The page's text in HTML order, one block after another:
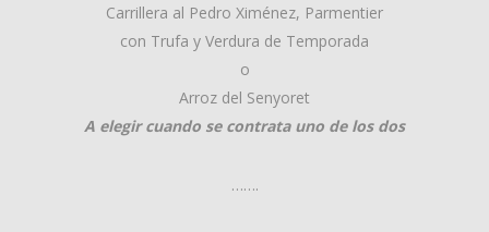
Carrillera al Pedro Ximénez, Parmentier
con Trufa y Verdura de Temporada
o
Arroz del Senyoret
A elegir cuando se contrata uno de los dos
…….